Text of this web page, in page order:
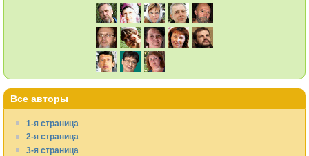
Все авторы
1-я страница
2-я страница
3-я страница